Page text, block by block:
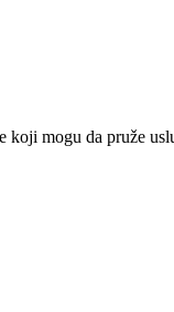
mogu da pruže